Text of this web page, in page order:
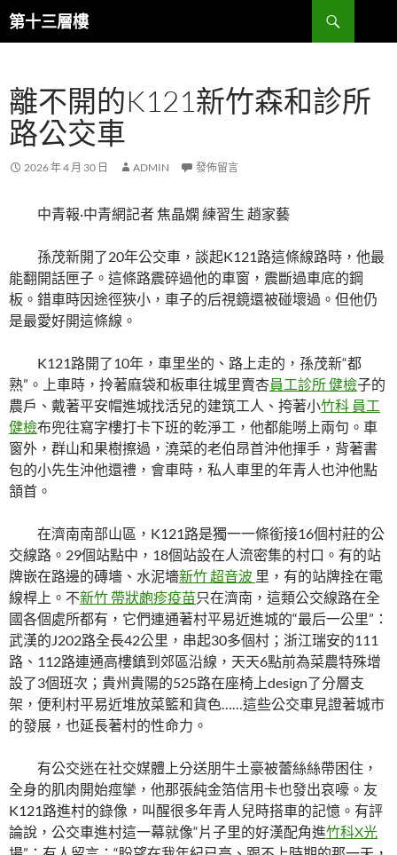
跳
至
內
容
第十三層樓
搜
尋
離不開的K121新竹森和診所
路公交車
2026 年 4 月 30 日 ADMIN 發佈留言
中青報·中青網記者 焦晶嫻 練習生 趙家藝
孫茂新開了20年公交車，談起K121路這條線路時，他最
能翻開話匣子。這條路震碎過他的車窗，震斷過車底的鋼
板。錯車時因途徑狹小，車子的后視鏡還被碰壞過。但他仍
是最愛好開這條線。
K121路開了10年，車里坐的、路上走的，孫茂新“都
熟”。上車時，拎著麻袋和板車往城里賣杏員工診所 健檢子的
農戶、戴著平安帽進城找活兒的建筑工人、挎著小竹科 員工
健檢布兜往寫字樓打卡下班的乾淨工，他都能嘮上兩句。車
窗外，群山和果樹擦過，澆菜的老伯昂首沖他揮手，背著書
包的小先生沖他還禮，會車時，私人車里的年青人也沖他點
頷首。
在濟南南部山區，K121路是獨一一條銜接16個村莊的公
交線路。29個站點中，18個站設在人流密集的村口。有的站
牌嵌在路邊的磚墻、水泥墻新竹 超音波 里，有的站牌拴在電
線桿上。不新竹 帶狀皰疹疫苗只在濟南，這類公交線路在全
國各個處所都有，它們連通著村平易近進城的“最后一公里”：
武漢的J202路全長42公里，串起30多個村；浙江瑞安的111
路、112路連通高樓鎮到郊區沿線，天天6點前為菜農特殊增
設了3個班次；貴州貴陽的525路在座椅上design了分層支
架，便利村平易近堆放菜籃和貨色……這些公交車見證著城市
的發展，也延長著村的性命力。
有公交迷在社交媒體上分送朋牛土豪被蕾絲絲帶困住，
全身的肌肉開始痙攣，他那張純金箔信用卡也發出哀嚎。友
K121路進村的錄像，叫醒很多年青人兒時搭車的記憶。有評
論說，公交車進村這一幕就像“片子里的好漢配角進竹科X光